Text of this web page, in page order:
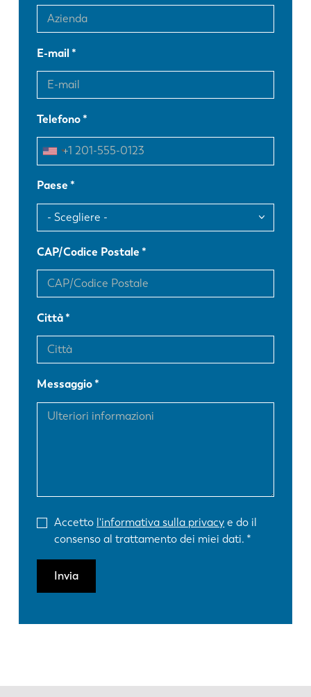
E-mail
Telefono
Paese
CAP/Codice Postale
Città
Messaggio
Accetto l'informativa sulla privacy e do il
consenso al trattamento dei miei dati.
Invia